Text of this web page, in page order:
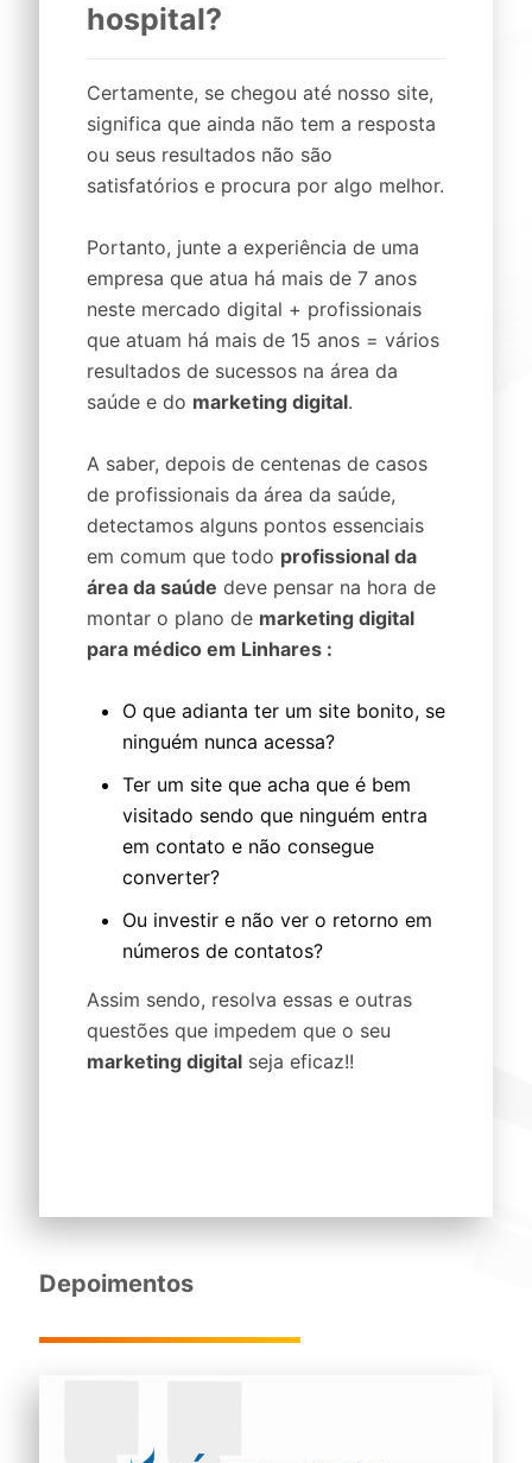
hospital?
Certamente, se chegou até nosso site,
significa que ainda não tem a resposta
ou seus resultados não são
satisfatórios e procura por algo melhor.
Portanto, junte a experiência de uma
empresa que atua há mais de 7 anos
neste mercado digital + profissionais
que atuam há mais de 15 anos = vários
resultados de sucessos na área da
saúde e do marketing digital.
A saber, depois de centenas de casos
de profissionais da área da saúde,
detectamos alguns pontos essenciais
em comum que todo profissional da
área da saúde deve pensar na hora de
montar o plano de marketing digital
para médico em Linhares :
O que adianta ter um site bonito, se
ninguém nunca acessa?
Ter um site que acha que é bem
visitado sendo que ninguém entra
em contato e não consegue
converter?
Ou investir e não ver o retorno em
números de contatos?
Assim sendo, resolva essas e outras
questões que impedem que o seu
marketing digital seja eficaz!!
Depoimentos